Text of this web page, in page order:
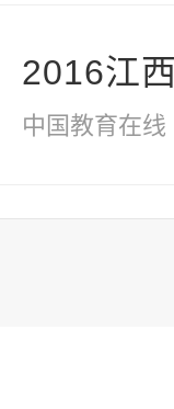
2016江
中国教育在线